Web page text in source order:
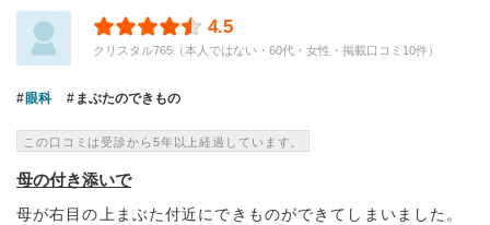
4.5
クリスタル765（本人ではない・60代・女性・掲載口コミ10件）
眼科 まぶたのできもの
この口コミは受診から5年以上経過しています。
母の付き添いで
母が右目の上まぶた付近にできものができてしまいました。